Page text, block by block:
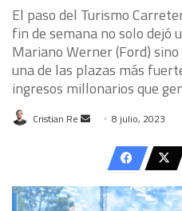
El paso del Turismo
fin de semana no solo dejó
Mariano Werner (Ford)
una de las plazas más
ingresos millonarios que
Cristian Re
Send
email
8 julio, 2023